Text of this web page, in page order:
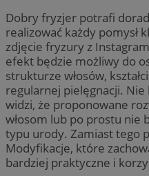
Dobry fryzjer potrafi
realizować każdy pomysł
zdjęcie fryzury z
efekt będzie możliwy do
strukturze włosów,
regularnej pielęgnacji. Nie
widzi, że proponowane
włosom lub po prostu nie
typu urody. Zamiast tego
Modyfikacje, które
bardziej praktyczne i